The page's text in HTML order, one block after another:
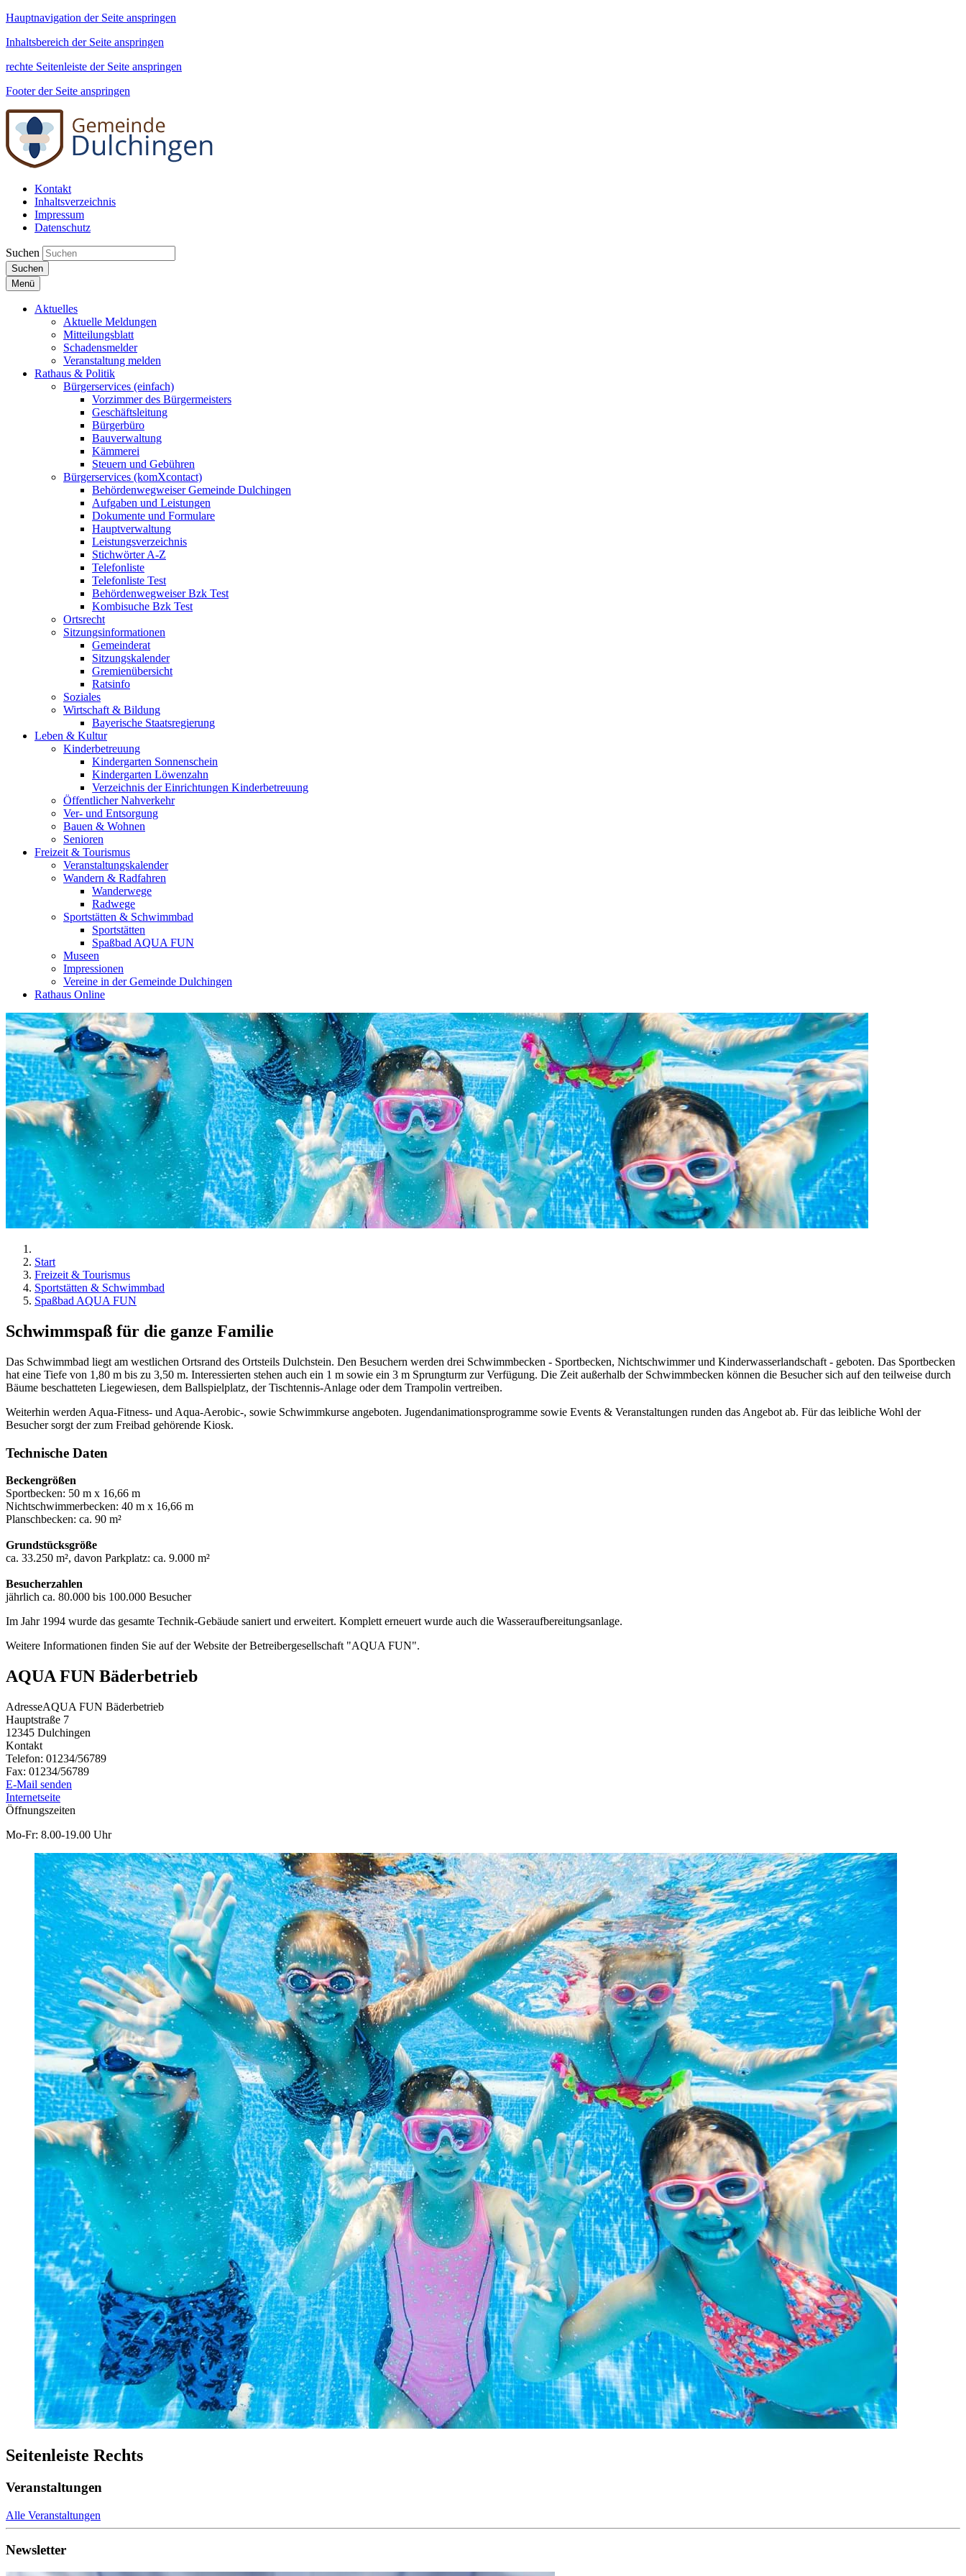
Hauptnavigation der Seite anspringen
Inhaltsbereich der Seite anspringen
rechte Seitenleiste der Seite anspringen
Footer der Seite anspringen
Kontakt
Inhaltsverzeichnis
Impressum
Datenschutz
Suchen
Suchen
Menü
Aktuelles
Aktuelle Meldungen
Mitteilungsblatt
Schadensmelder
Veranstaltung melden
Rathaus & Politik
Bürgerservices (einfach)
Vorzimmer des Bürgermeisters
Geschäftsleitung
Bürgerbüro
Bauverwaltung
Kämmerei
Steuern und Gebühren
Bürgerservices (komXcontact)
Behördenwegweiser Gemeinde Dulchingen
Aufgaben und Leistungen
Dokumente und Formulare
Hauptverwaltung
Leistungsverzeichnis
Stichwörter A-Z
Telefonliste
Telefonliste Test
Behördenwegweiser Bzk Test
Kombisuche Bzk Test
Ortsrecht
Sitzungsinformationen
Gemeinderat
Sitzungskalender
Gremienübersicht
Ratsinfo
Soziales
Wirtschaft & Bildung
Bayerische Staatsregierung
Leben & Kultur
Kinderbetreuung
Kindergarten Sonnenschein
Kindergarten Löwenzahn
Verzeichnis der Einrichtungen Kinderbetreuung
Öffentlicher Nahverkehr
Ver- und Entsorgung
Bauen & Wohnen
Senioren
Freizeit & Tourismus
Veranstaltungskalender
Wandern & Radfahren
Wanderwege
Radwege
Sportstätten & Schwimmbad
Sportstätten
Spaßbad AQUA FUN
Museen
Impressionen
Vereine in der Gemeinde Dulchingen
Rathaus Online
Start
Freizeit & Tourismus
Sportstätten & Schwimmbad
Spaßbad AQUA FUN
Schwimmspaß für die ganze Familie
Das Schwimmbad liegt am westlichen Ortsrand des Ortsteils Dulchstein. Den Besuchern werden drei Schwimmbecken - Sportbecken, Nichtschwimmer und Kinderwasserlandschaft - geboten. Das Sportbecken
hat eine Tiefe von 1,80 m bis zu 3,50 m. Interessierten stehen auch ein 1 m sowie ein 3 m Sprungturm zur Verfügung. Die Zeit außerhalb der Schwimmbecken können die Besucher sich auf den teilweise durch
Bäume beschatteten Liegewiesen, dem Ballspielplatz, der Tischtennis-Anlage oder dem Trampolin vertreiben.
Weiterhin werden Aqua-Fitness- und Aqua-Aerobic-, sowie Schwimmkurse angeboten. Jugendanimationsprogramme sowie Events & Veranstaltungen runden das Angebot ab. Für das leibliche Wohl der
Besucher sorgt der zum Freibad gehörende Kiosk.
Technische Daten
Beckengrößen
Sportbecken: 50 m x 16,66 m
Nichtschwimmerbecken: 40 m x 16,66 m
Planschbecken: ca. 90 m²
Grundstücksgröße
ca. 33.250 m², davon Parkplatz: ca. 9.000 m²
Besucherzahlen
jährlich ca. 80.000 bis 100.000 Besucher
Im Jahr 1994 wurde das gesamte Technik-Gebäude saniert und erweitert. Komplett erneuert wurde auch die Wasseraufbereitungsanlage.
Weitere Informationen finden Sie auf der Website der Betreibergesellschaft "AQUA FUN".
AQUA FUN Bäderbetrieb
AdresseAQUA FUN Bäderbetrieb
Hauptstraße 7
12345 Dulchingen
Kontakt
Telefon: 01234/56789
Fax: 01234/56789
E-Mail senden
Internetseite
Öffnungszeiten
Mo-Fr: 8.00-19.00 Uhr
Seitenleiste Rechts
Veranstaltungen
Alle Veranstaltungen
Newsletter